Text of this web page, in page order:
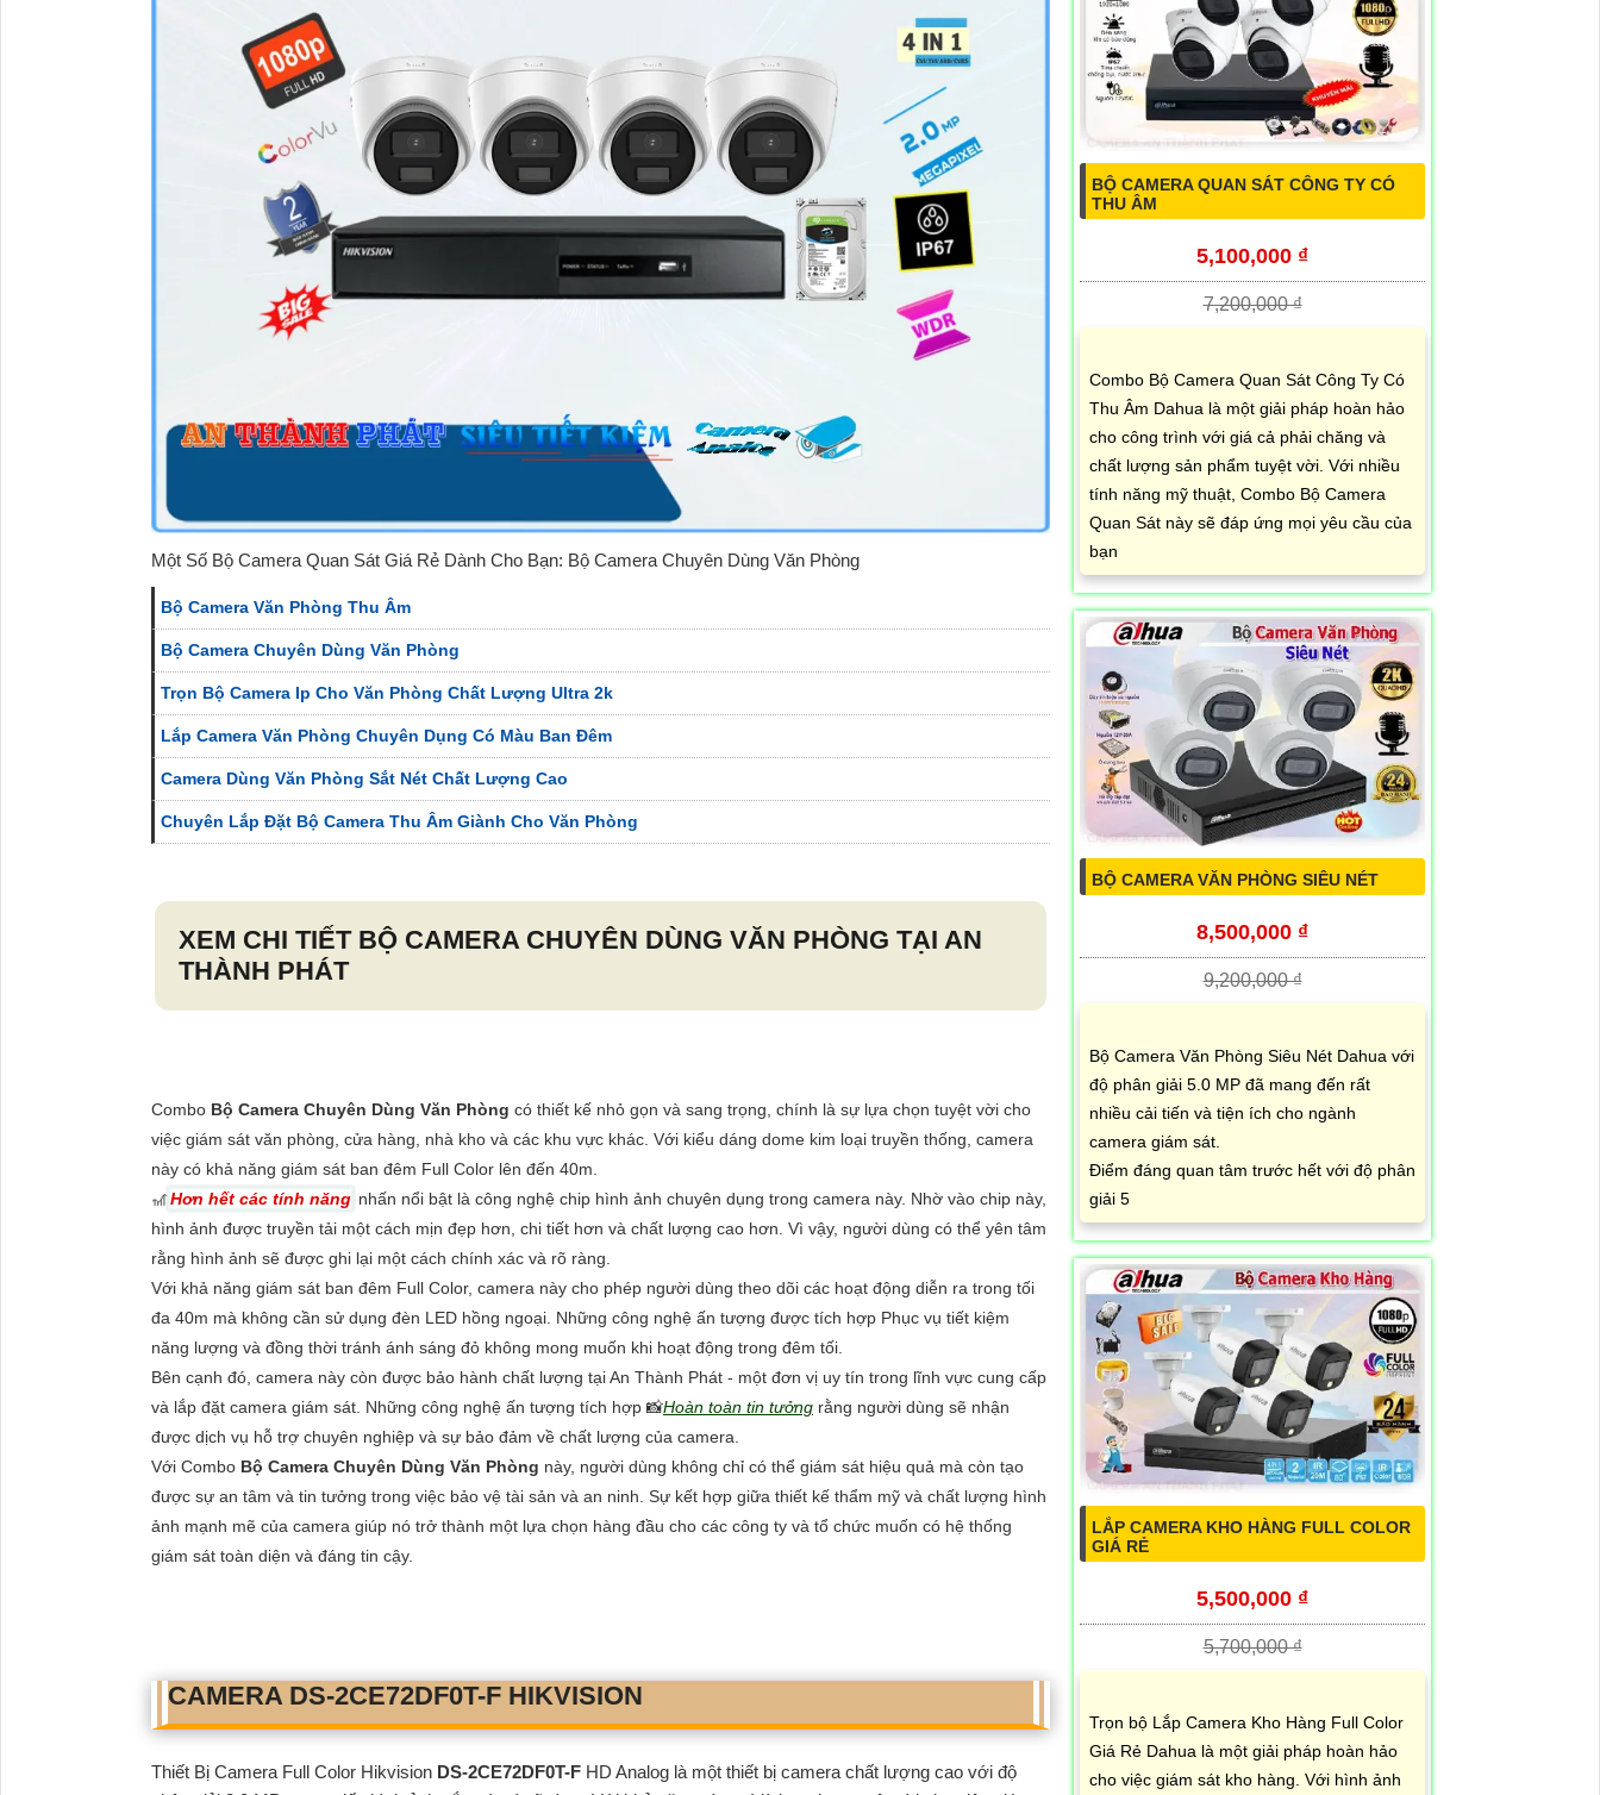
Một Số Bộ Camera Quan Sát Giá Rẻ Dành Cho Bạn: Bộ Camera Chuyên Dùng Văn Phòng
Bộ Camera Văn Phòng Thu Âm
Bộ Camera Chuyên Dùng Văn Phòng
Trọn Bộ Camera Ip Cho Văn Phòng Chất Lượng Ultra 2k
Lắp Camera Văn Phòng Chuyên Dụng Có Màu Ban Đêm
Camera Dùng Văn Phòng Sắt Nét Chất Lượng Cao
Chuyên Lắp Đặt Bộ Camera Thu Âm Giành Cho Văn Phòng
XEM CHI TIẾT BỘ CAMERA CHUYÊN DÙNG VĂN PHÒNG TẠI AN
THÀNH PHÁT
Combo Bộ Camera Chuyên Dùng Văn Phòng có thiết kế nhỏ gọn và sang trọng, chính là sự lựa chọn tuyệt vời cho
việc giám sát văn phòng, cửa hàng, nhà kho và các khu vực khác. Với kiểu dáng dome kim loại truyền thống, camera
này có khả năng giám sát ban đêm Full Color lên đến 40m.
🎢Hơn hết các tính năng nhấn nổi bật là công nghệ chip hình ảnh chuyên dụng trong camera này. Nhờ vào chip này,
hình ảnh được truyền tải một cách mịn đẹp hơn, chi tiết hơn và chất lượng cao hơn. Vì vậy, người dùng có thể yên tâm
rằng hình ảnh sẽ được ghi lại một cách chính xác và rõ ràng.
Với khả năng giám sát ban đêm Full Color, camera này cho phép người dùng theo dõi các hoạt động diễn ra trong tối
đa 40m mà không cần sử dụng đèn LED hồng ngoại. Những công nghệ ấn tượng được tích hợp Phục vụ tiết kiệm
năng lượng và đồng thời tránh ánh sáng đỏ không mong muốn khi hoạt động trong đêm tối.
Bên cạnh đó, camera này còn được bảo hành chất lượng tại An Thành Phát - một đơn vị uy tín trong lĩnh vực cung cấp
và lắp đặt camera giám sát. Những công nghệ ấn tượng tích hợp 📸Hoàn toàn tin tưởng rằng người dùng sẽ nhận
được dịch vụ hỗ trợ chuyên nghiệp và sự bảo đảm về chất lượng của camera.
Với Combo Bộ Camera Chuyên Dùng Văn Phòng này, người dùng không chỉ có thể giám sát hiệu quả mà còn tạo
được sự an tâm và tin tưởng trong việc bảo vệ tài sản và an ninh. Sự kết hợp giữa thiết kế thẩm mỹ và chất lượng hình
ảnh mạnh mẽ của camera giúp nó trở thành một lựa chọn hàng đầu cho các công ty và tổ chức muốn có hệ thống
giám sát toàn diện và đáng tin cậy.
CAMERA DS-2CE72DF0T-F HIKVISION
Thiết Bị Camera Full Color Hikvision DS-2CE72DF0T-F HD Analog là một thiết bị camera chất lượng cao với độ
BỘ CAMERA QUAN SÁT CÔNG TY CÓ
THU ÂM
5,100,000 ₫
7,200,000 ₫
Combo Bộ Camera Quan Sát Công Ty Có
Thu Âm Dahua là một giải pháp hoàn hảo
cho công trình với giá cả phải chăng và
chất lượng sản phẩm tuyệt vời. Với nhiều
tính năng mỹ thuật, Combo Bộ Camera
Quan Sát này sẽ đáp ứng mọi yêu cầu của
bạn
BỘ CAMERA VĂN PHÒNG SIÊU NÉT
8,500,000 ₫
9,200,000 ₫
Bộ Camera Văn Phòng Siêu Nét Dahua với
độ phân giải 5.0 MP đã mang đến rất
nhiều cải tiến và tiện ích cho ngành
camera giám sát.
Điểm đáng quan tâm trước hết với độ phân
giải 5
LẮP CAMERA KHO HÀNG FULL COLOR
GIÁ RẺ
5,500,000 ₫
5,700,000 ₫
Trọn bộ Lắp Camera Kho Hàng Full Color
Giá Rẻ Dahua là một giải pháp hoàn hảo
cho việc giám sát kho hàng. Với hình ảnh